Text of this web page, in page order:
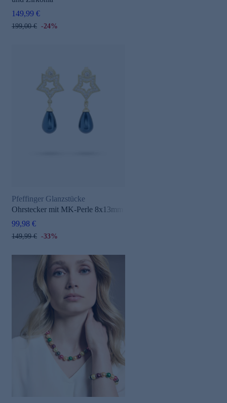
149,99 €
199,00 € -24%
Pfeffinger Glanzstücke
Ohrstecker mit MK-Perle 8x13mm
99,98 €
149,99 € -33%